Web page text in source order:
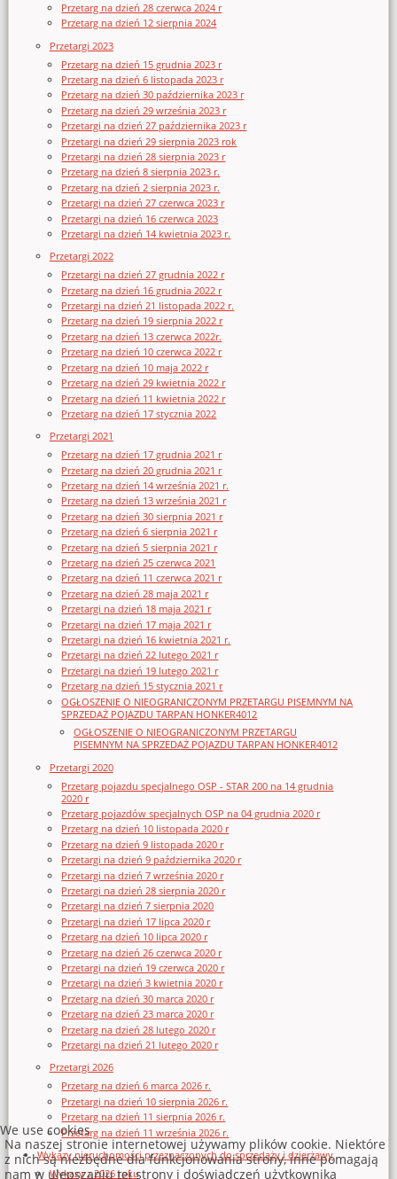
Przetarg na dzień 28 czerwca 2024 r
Przetarg na dzień 12 sierpnia 2024
Przetargi 2023
Przetarg na dzień 15 grudnia 2023 r
Przetarg na dzień 6 listopada 2023 r
Przetarg na dzień 30 października 2023 r
Przetarg na dzień 29 września 2023 r
Przetargi na dzień 27 października 2023 r
Przetargi na dzień 29 sierpnia 2023 rok
Przetargi na dzień 28 sierpnia 2023 r
Przetarg na dzień 8 sierpnia 2023 r.
Przetarg na dzień 2 sierpnia 2023 r.
Przetargi na dzień 27 czerwca 2023 r
Przetargi na dzień 16 czerwca 2023
Przetargi na dzień 14 kwietnia 2023 r.
Przetargi 2022
Przetargi na dzień 27 grudnia 2022 r
Przetarg na dzień 16 grudnia 2022 r
Przetargi na dzień 21 listopada 2022 r.
Przetarg na dzień 19 sierpnia 2022 r
Przetarg na dzień 13 czerwca 2022r.
Przetarg na dzień 10 czerwca 2022 r
Przetarg na dzień 10 maja 2022 r
Przetarg na dzień 29 kwietnia 2022 r
Przetarg na dzień 11 kwietnia 2022 r
Przetarg na dzień 17 stycznia 2022
Przetargi 2021
Przetarg na dzień 17 grudnia 2021 r
Przetarg na dzień 20 grudnia 2021 r
Przetarg na dzień 14 września 2021 r.
Przetarg na dzień 13 września 2021 r
Przetarg na dzień 30 sierpnia 2021 r
Przetarg na dzień 6 sierpnia 2021 r
Przetarg na dzień 5 sierpnia 2021 r
Przetarg na dzień 25 czerwca 2021
Przetarg na dzień 11 czerwca 2021 r
Przetarg na dzień 28 maja 2021 r
Przetargi na dzień 18 maja 2021 r
Przetargi na dzień 17 maja 2021 r
Przetargi na dzień 16 kwietnia 2021 r.
Przetargi na dzień 22 lutego 2021 r
Przetargi na dzień 19 lutego 2021 r
Przetarg na dzień 15 stycznia 2021 r
OGŁOSZENIE O NIEOGRANICZONYM PRZETARGU PISEMNYM NA
SPRZEDAŻ POJAZDU TARPAN HONKER4012
OGŁOSZENIE O NIEOGRANICZONYM PRZETARGU
PISEMNYM NA SPRZEDAŻ POJAZDU TARPAN HONKER4012
Przetargi 2020
Przetarg pojazdu specjalnego OSP - STAR 200 na 14 grudnia
2020 r
Przetarg pojazdów specjalnych OSP na 04 grudnia 2020 r
Przetarg na dzień 10 listopada 2020 r
Przetarg na dzień 9 listopada 2020 r
Przetargi na dzień 9 października 2020 r
Przetargi na dzień 7 września 2020 r
Przetargi na dzień 28 sierpnia 2020 r
Przetargi na dzień 7 sierpnia 2020
Przetargi na dzień 17 lipca 2020 r
Przetarg na dzień 10 lipca 2020 r
Przetarg na dzień 26 czerwca 2020 r
Przetargi na dzień 19 czerwca 2020 r
Przetargi na dzień 3 kwietnia 2020 r
Przetarg na dzień 30 marca 2020 r
Przetarg na dzień 23 marca 2020 r
Przetarg na dzień 28 lutego 2020 r
Przetargi na dzień 21 lutego 2020 r
Przetargi 2026
Przetarg na dzień 6 marca 2026 r.
Przetargi na dzień 10 sierpnia 2026 r.
Przetarg na dzień 11 sierpnia 2026 r.
Przetarg na dzień 11 września 2026 r.
Wykazy nieruchomości przeznaczonych do sprzedaży i dzierżawy
Wykazy z 2026 roku
We use cookies
Na naszej stronie internetowej używamy plików cookie. Niektóre
z nich są niezbędne dla funkcjonowania strony, inne pomagają
nam w ulepszaniu tej strony i doświadczeń użytkownika